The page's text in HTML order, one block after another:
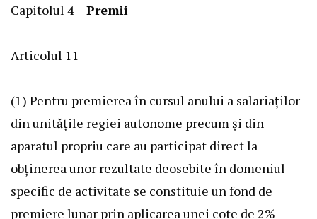
Capitolul 4 Premii
Articolul 11
(1) Pentru premierea în cursul anului a salariaţilor
din unităţile regiei autonome precum şi din
aparatul propriu care au participat direct la
obţinerea unor rezultate deosebite în domeniul
specific de activitate se constituie un fond de
premiere lunar prin aplicarea unei cote de 2%